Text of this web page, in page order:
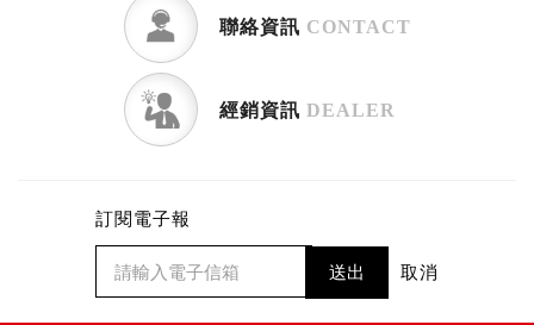
聯絡資訊 CONTACT
經銷資訊 DEALER
訂閱電子報
送出 取消